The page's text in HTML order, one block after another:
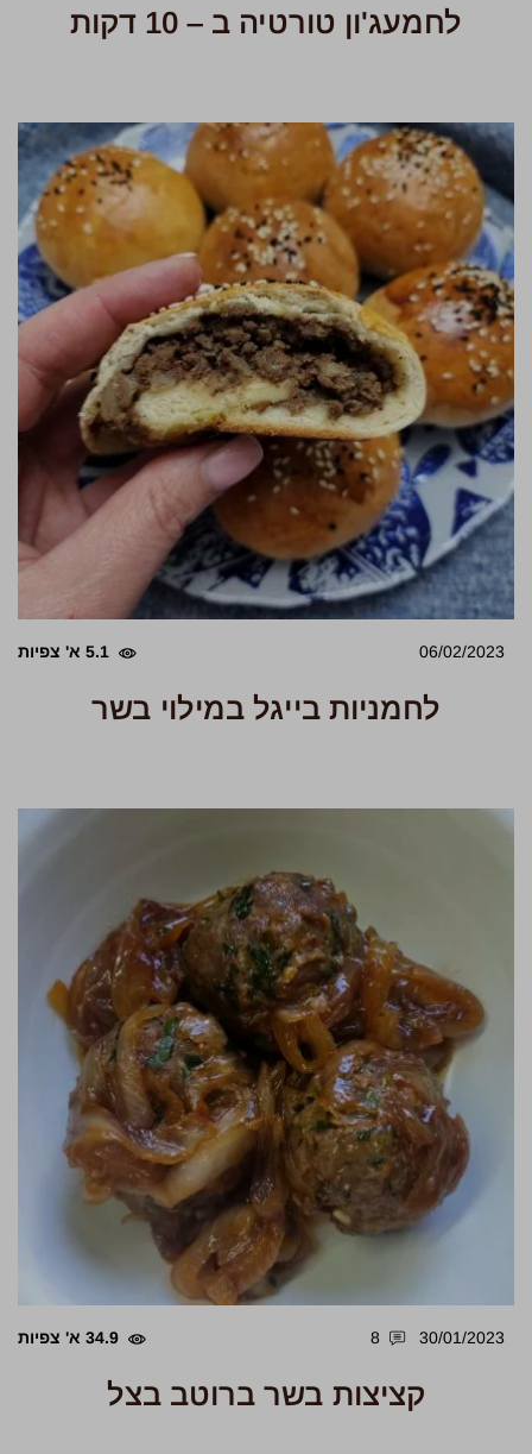
לחמעג'ון טורטיה ב – 10 דקות
06/02/2023 5.1 א' צפיות
לחמניות בייגל במילוי בשר
30/01/2023
8 34.9 א' צפיות
קציצות בשר ברוטב בצל